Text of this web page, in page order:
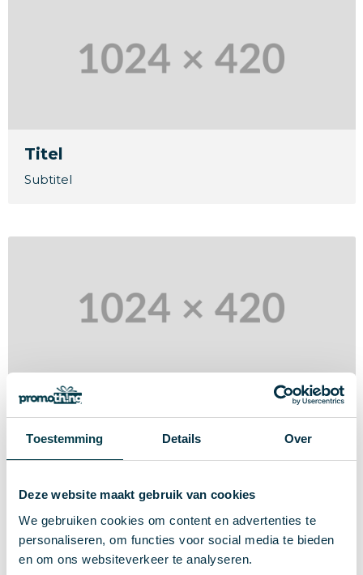
Toestemming Details Over
Deze website maakt gebruik van cookies
We gebruiken cookies om content en advertenties te
personaliseren, om functies voor social media te bieden
en om ons websiteverkeer te analyseren.
Titel
Subtitel
Titel
Laat je deskundig adviseren
Geen eindeloze keuzestress of standaardoplossingen.